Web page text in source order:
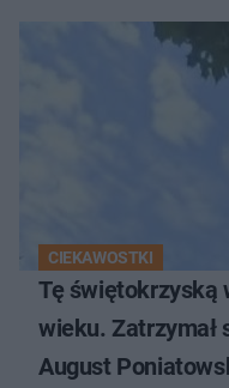
CIEKAWOSTKI
Tę świętokrzyską
wieku. Zatrzymał
August